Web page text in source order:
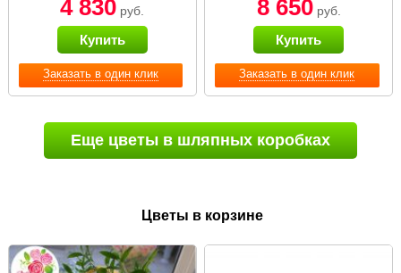
Заказать в один клик
4 830 руб.
Купить
Заказать в один клик
Small
8 650руб.
Купить
Еще цветы в шляпных коробках
Цветы в корзине